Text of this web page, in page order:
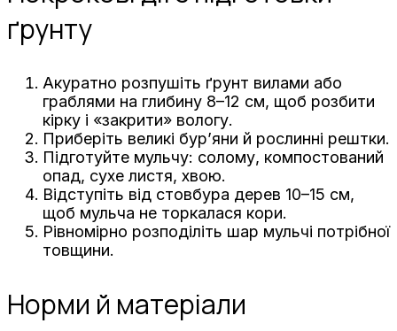
ґрунту
Акуратно розпушіть ґрунт вилами або
граблями на глибину 8–12 см, щоб розбити
кірку і «закрити» вологу.
Приберіть великі бур’яни й рослинні рештки.
Підготуйте мульчу: солому, компостований
опад, сухе листя, хвою.
Відступіть від стовбура дерев 10–15 см,
щоб мульча не торкалася кори.
Рівномірно розподіліть шар мульчі потрібної
товщини.
Норми й матеріали